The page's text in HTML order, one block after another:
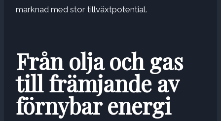
marknad med stor tillväxtpotential.
Från olja och gas
till främjande av
förnybar energi